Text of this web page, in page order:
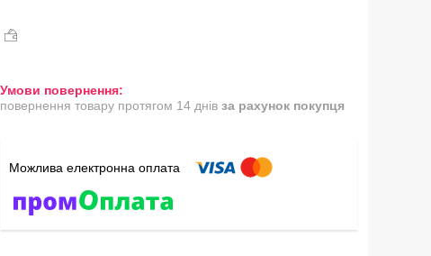
повернення товару протягом 14 днів за рахунок покупця